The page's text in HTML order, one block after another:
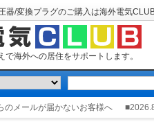
器/変換プラグのご購入は海外電気CLUB
で海外への居住をサポートします。
のメールが届かないお客様へ